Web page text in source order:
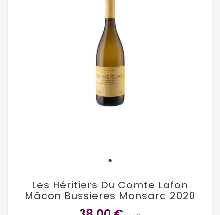
Les Héritiers Du Comte Lafon
Mâcon Bussieres Monsard 2020